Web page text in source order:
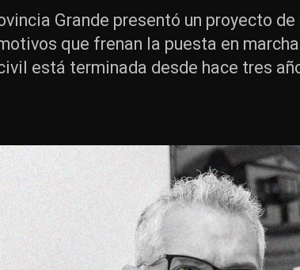
Grande presentó un proyecto
que frenan la puesta en
está terminada desde hace tres